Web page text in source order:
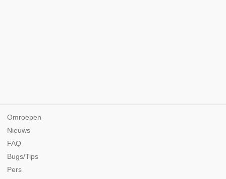
Omroepen
Nieuws
FAQ
Bugs/Tips
Pers